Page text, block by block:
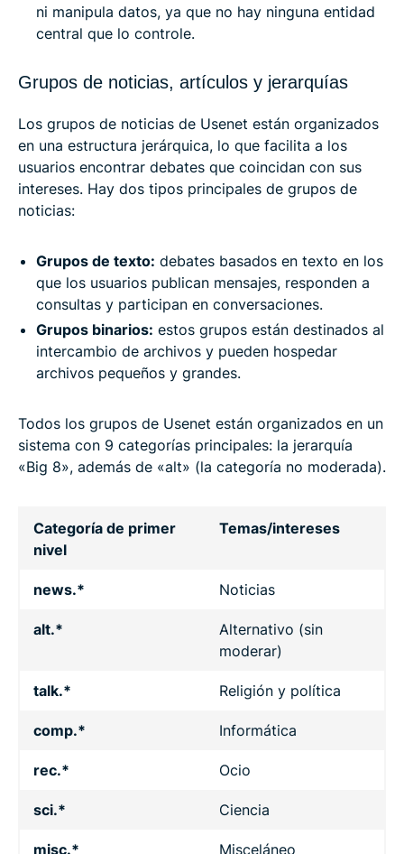
ni manipula datos, ya que no hay ninguna entidad
central que lo controle.
Grupos de noticias, artículos y jerarquías
Los grupos de noticias de Usenet están organizados
en una estructura jerárquica, lo que facilita a los
usuarios encontrar debates que coincidan con sus
intereses. Hay dos tipos principales de grupos de
noticias:
Grupos de texto: debates basados en texto en los
que los usuarios publican mensajes, responden a
consultas y participan en conversaciones.
Grupos binarios: estos grupos están destinados al
intercambio de archivos y pueden hospedar
archivos pequeños y grandes.
Todos los grupos de Usenet están organizados en un
sistema con 9 categorías principales: la jerarquía
«Big 8», además de «alt» (la categoría no moderada).
Categoría de primer
nivel
Temas/intereses
news.* Noticias
alt.*
Alternativo (sin
moderar)
talk.* Religión y política
comp.* Informática
rec.* Ocio
sci.* Ciencia
misc.* Misceláneo